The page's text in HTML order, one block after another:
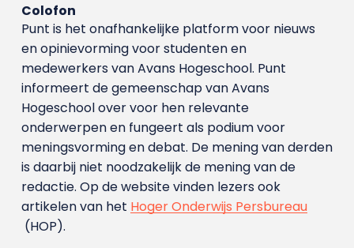
Colofon
Punt is het onafhankelijke platform voor nieuws
en opinievorming voor studenten en
medewerkers van Avans Hoge­school. Punt
informeert de gemeenschap van Avans
Hogeschool over voor hen relevante
onderwerpen en fungeert als podium voor
meningsvorming en debat. De mening van derden
is daarbij niet noodzakelijk de mening van de
redactie. Op de website vinden lezers ook
artikelen van het Hoger Onderwijs Persbureau
(HOP).